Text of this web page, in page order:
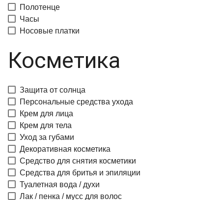
Полотенце
Часы
Носовые платки
Косметика
Защита от солнца
Персональные средства ухода
Крем для лица
Крем для тела
Уход за губами
Декоративная косметика
Средство для снятия косметики
Средства для бритья и эпиляции
Туалетная вода / духи
Лак / пенка / мусс для волос